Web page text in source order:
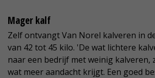
Mager kalf
Zelf ontvangt Van Norel kalveren in
van 42 tot 45 kilo. 'De wat lichtere
naar een bedrijf met weinig kalveren,
wat meer aandacht krijgt. Een goed